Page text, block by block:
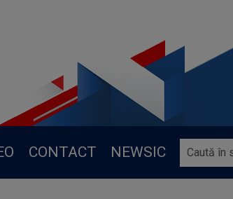
CONTACT NEWSIC